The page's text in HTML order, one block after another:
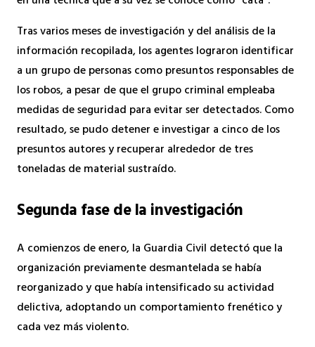
Tras varios meses de investigación y del análisis de la
información recopilada, los agentes lograron identificar
a un grupo de personas como presuntos responsables de
los robos, a pesar de que el grupo criminal empleaba
medidas de seguridad para evitar ser detectados. Como
resultado, se pudo detener e investigar a cinco de los
presuntos autores y recuperar alrededor de tres
toneladas de material sustraído.
Segunda fase de la investigación
A comienzos de enero, la Guardia Civil detectó que la
organización previamente desmantelada se había
reorganizado y que había intensificado su actividad
delictiva, adoptando un comportamiento frenético y
cada vez más violento.